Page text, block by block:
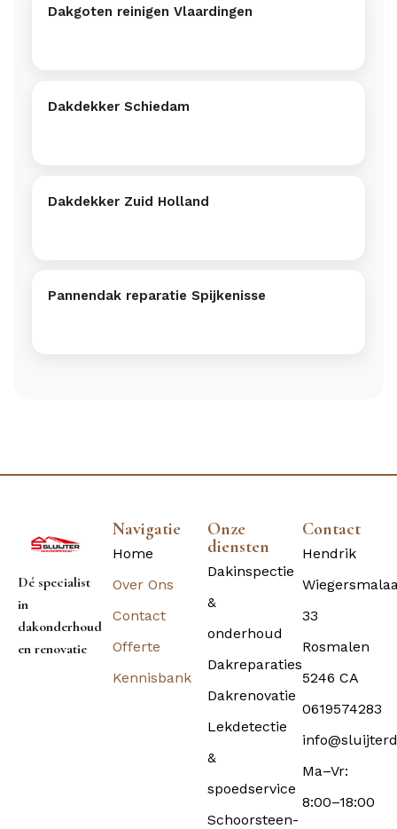
Dakgoten reinigen Vlaardingen
Dakdekker Schiedam
Dakdekker Zuid Holland
Pannendak reparatie Spijkenisse
Dé specialist
in
dakonderhoud
en renovatie
Navigatie
Home
Over Ons
Contact
Offerte
Kennisbank
Onze
diensten
Dakinspectie
&
onderhoud
Dakreparaties
Dakrenovatie
Lekdetectie
&
spoedservice
Schoorsteen-
Contact
Hendrik
33
Rosmalen
5246 CA
0619574283
Ma–Vr:
8:00–18:00